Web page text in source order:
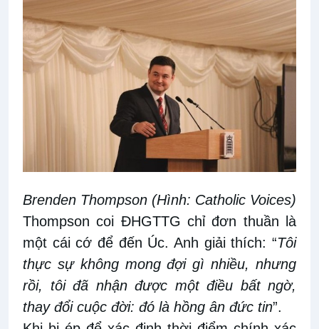
Brenden Thompson (Hình: Catholic Voices)
Thompson coi ĐHGTTG chỉ đơn thuần là
một cái cớ để đến Úc. Anh giải thích: “Tôi
thực sự không mong đợi gì nhiều, nhưng
rồi,
tôi đã nhận được một điều bất ngờ,
thay đổi cuộc đời: đó là hồng ân đức tin”.